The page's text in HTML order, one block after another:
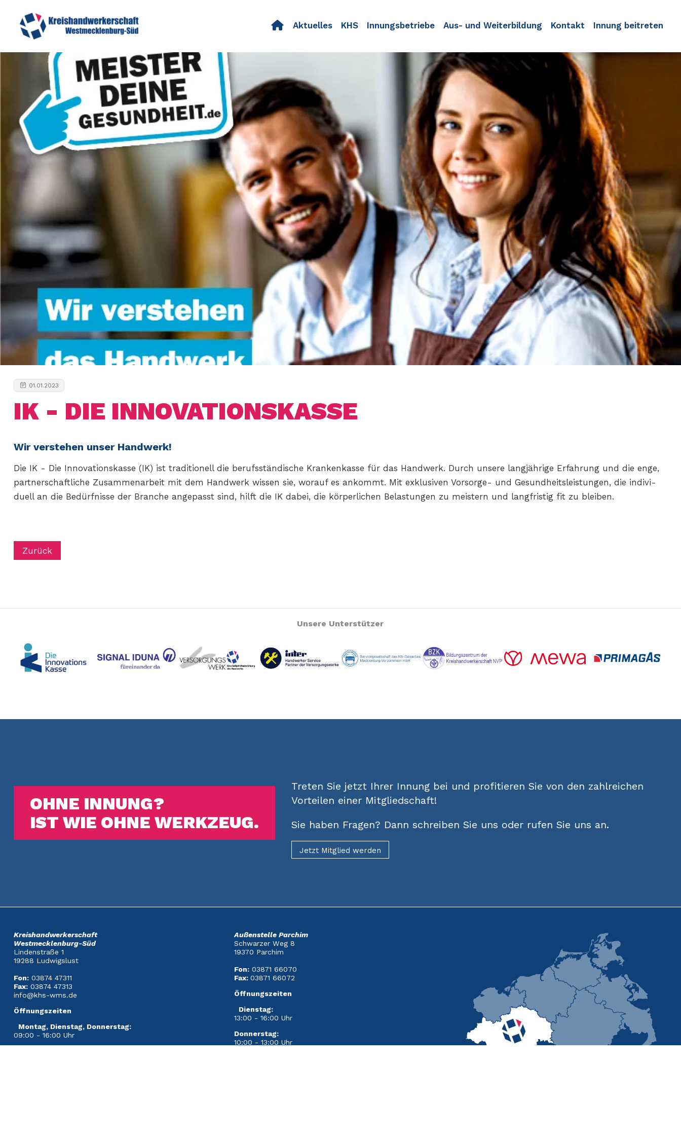
NavigationAktuelles KHS Innungsbetriebe Aus- und Weiterbildung Kontakt Innung beitreten
IK - DIE INNOVATIONSKASSE
Wir verstehen unser Handwerk!
Die IK - Die Innovationskasse (IK) ist traditionell die berufsständische Krankenkasse für das Handwerk. Durch unsere langjährige Erfahrung und die enge,
partnerschaftliche Zusammenarbeit mit dem Hand­werk wissen sie, worauf es ankommt. Mit exklusiven Vorsorge- und Gesundheitsleistungen, die indivi­
duell an die Bedürfnisse der Branche angepasst sind, hilft die IK dabei, die körperlichen Belastungen zu meistern und langfristig fit zu bleiben.
01.01.2023
Zurück
Unsere Unterstützer
OHNE INNUNG?
IST WIE OHNE WERKZEUG.
Treten Sie jetzt Ihrer Innung bei und profitieren Sie von den zahlreichen
Vorteilen einer Mitgliedschaft!
Sie haben Fragen? Dann schreiben Sie uns oder rufen Sie uns an.
Jetzt Mitglied werden
Kreishandwerkerschaft
Westmecklenburg-Süd
Lindenstraße 1
19288 Ludwigslust
Fon:03874 47311
Fax:03874 47313
info@khs-wms.de
Öffnungszeiten
Montag, Dienstag, Donnerstag:
09:00 - 16:00 Uhr
Außenstelle Parchim
Schwarzer Weg 8
19370 Parchim
Fon: 03871 66070
Fax:03871 66072
Öffnungszeiten
Dienstag:
13:00 - 16:00 Uhr
Donnerstag:
10:00 - 13:00 Uhr